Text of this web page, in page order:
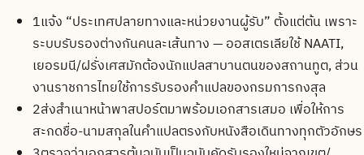
1แจ้ง “ประเทศปลายทางและหน่วยงานผู้รับ” ตั้งแต่ต้น เพราะ
ระบบรับรองต่างกันคนละเส้นทาง — ออสเตรเลียใช้ NAATI,
เยอรมนี/ฝรั่งเศสมักต้องนักแปลสาบานตนของสถานทูต, ส่วน
งานราชการไทยใช้การรับรองคำแปลของกรมการกงสุล
2ส่งสำเนาหน้าพาสปอร์ตมาพร้อมเอกสารเสมอ เพื่อให้การ
สะกดชื่อ-นามสกุลในคำแปลตรงกับหนังสือเดินทางทุกตัวอักษร